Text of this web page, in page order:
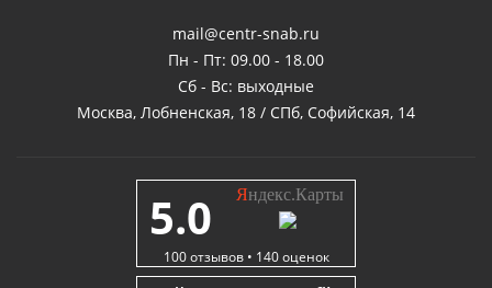
mail@centr-snab.ru
Пн - Пт: 09.00 - 18.00
Сб - Вс: выходные
Москва, Лобненская, 18 / СПб, Софийская, 14
5.0 Яндекс.Карты
100отзывов • 140оценок